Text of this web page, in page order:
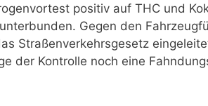
positiv auf THC und
Gegen den
Straßenverkehrsgesetz
der Kontrolle noch eine